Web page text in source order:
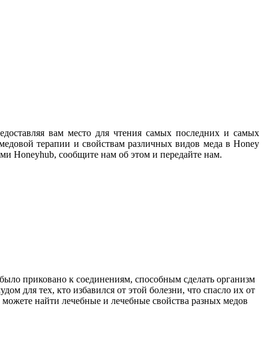
вам место для чтения самых последних и самых
терапии и свойствам различных видов меда в Honey
Honeyhub, сообщите нам об этом и передайте нам.
приковано к соединениям, способным сделать организм
для тех, кто избавился от этой болезни, что спасло их от
найти лечебные и лечебные свойства разных медов